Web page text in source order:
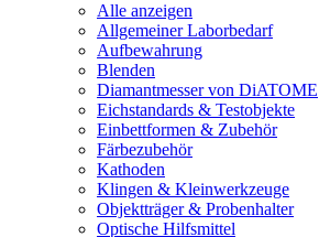
Alle anzeigen
Allgemeiner Laborbedarf
Aufbewahrung
Blenden
Diamantmesser von DiATOME
Eichstandards & Testobjekte
Einbettformen & Zubehör
Färbezubehör
Kathoden
Klingen & Kleinwerkzeuge
Objektträger & Probenhalter
Optische Hilfsmittel